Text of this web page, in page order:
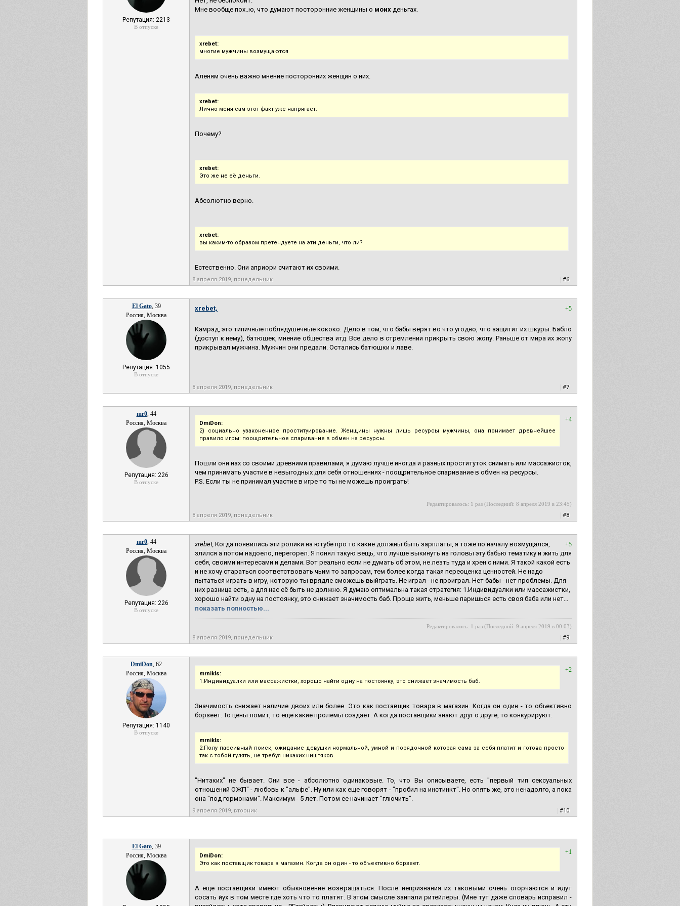
Репутация: 2213
В отпуске
Мне вообще пох..ю, что думают посторонние женщины о моих деньгах.
xrebet:
многие мужчины возмущаются
Аленям очень важно мнение посторонних женщин о них.
xrebet:
Лично меня сам этот факт уже напрягает.
Почему?
xrebet:
Это же не её деньги.
Абсолютно верно.
xrebet:
вы каким-то образом претендуете на эти деньги, что ли?
Естественно. Они априори считают их своими.
8 апреля 2019, понедельник #6
El Gato, 39
Россия, Москва
Репутация: 1055
В отпуске
+5
xrebet,
Камрад, это типичные поблядушечные кококо. Дело в том, что бабы верят во что угодно, что защитит их шкуры. Бабло
(доступ к нему), батюшек, мнение общества итд. Все дело в стремлении прикрыть свою жопу. Раньше от мира их жопу
прикрывал мужчина. Мужчин они предали. Остались батюшки и лаве.
8 апреля 2019, понедельник #7
mr0, 44
Россия, Москва
Репутация: 226
В отпуске
+4
DmiDon:
2) социально узаконенное проституирование. Женщины нужны лишь ресурсы мужчины, она понимает древнейшее
правило игры: поощрительное спаривание в обмен на ресурсы.
Пошли они нах со своими древними правилами, я думаю лучше иногда и разных проституток снимать или массажисток,
чем принимать участие в невыгодных для себя отношениях - поощрительное спаривание в обмен на ресурсы.
P.S. Если ты не принимал участие в игре то ты не можешь проиграть!
Редактировалось: 1 раз (Последний: 8 апреля 2019 в 23:45)
8 апреля 2019, понедельник #8
mr0, 44
Россия, Москва
Репутация: 226
В отпуске
+5
xrebet, Когда появились эти ролики на ютубе про то какие должны быть зарплаты, я тоже по началу возмущался,
злился а потом надоело, перегорел. Я понял такую вещь, что лучше выкинуть из головы эту бабью тематику и жить для
себя, своими интересами и делами. Вот реально если не думать об этом, не лезть туда и хрен с ними. Я такой какой есть
и не хочу стараться соответствовать чьим то запросам, тем более когда такая переоценка ценностей. Не надо
пытаться играть в игру, которую ты врядле сможешь выйграть. Не играл - не проиграл. Нет бабы - нет проблемы. Для
них разница есть, а для нас её быть не должно. Я думаю оптимальна такая стратегия: 1.Индивидуалки или массажистки,
хорошо найти одну на постоянку, это снижает значимость баб. Проще жить, меньше паришься есть своя баба или нет...
показать полностью...
Редактировалось: 1 раз (Последний: 9 апреля 2019 в 00:03)
8 апреля 2019, понедельник #9
DmiDon, 62
Россия, Москва
Репутация: 1140
В отпуске
+2
mrnikls:
1.Индивидуалки или массажистки, хорошо найти одну на постоянку, это снижает значимость баб.
Значимость снижает наличие двоих или более. Это как поставщик товара в магазин. Когда он один - то объективно
борзеет. То цены ломит, то еще какие пролемы создает. А когда поставщики знают друг о друге, то конкурируют.
mrnikls:
2.Полу пассивный поиск, ожидание девушки нормальной, умной и порядочной которая сама за себя платит и готова просто
так с тобой гулять, не требуя никаких ништяков.
"Нитаких" не бывает. Они все - абсолютно одинаковые. То, что Вы описываете, есть "первый тип сексуальных
отношений ОЖП" - любовь к "альфе". Ну или как еще говорят - "пробил на инстинкт". Но опять же, это ненадолго, а пока
она "под гормонами". Максимум - 5 лет. Потом ее начинает "глючить".
9 апреля 2019, вторник #10
El Gato, 39
Россия, Москва
+1
DmiDon:
Это как поставщик товара в магазин. Когда он один - то объективно борзеет.
А еще поставщики имеют обыкновение возвращаться. После непризнания их таковыми очень огорчаются и идут
сосать йух в том месте где хоть что то платят. В этом смысле заипали ритейлеры. (Мне тут даже словарь исправил -